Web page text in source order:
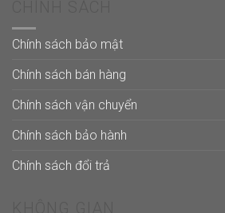
Chính sách bảo mật
Chính sách bán hàng
Chính sách vận chuyển
Chính sách bảo hành
Chính sách đổi trả